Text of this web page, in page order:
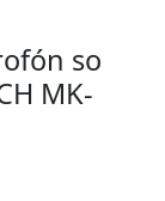
so
MK-